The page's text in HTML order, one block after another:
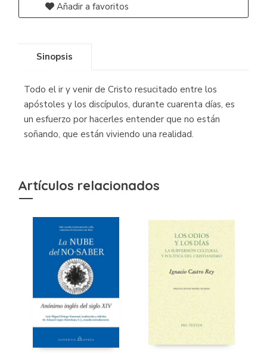
Añadir a favoritos
Sinopsis
Todo el ir y venir de Cristo resucitado entre los
apóstoles y los discípulos, durante cuarenta días, es
un esfuerzo por hacerles entender que no están
soñando, que están viviendo una realidad.
Artículos relacionados